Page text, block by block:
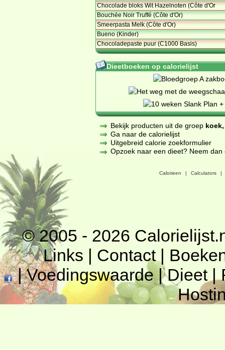
Chocolade bloks Wit Hazelnoten (Côte d'Or
Bouchée Noir Truffé (Côte d'Or)
Smeerpasta Melk (Côte d'Or)
Bueno (Kinder)
Chocoladepaste puur (C1000 Basis)
Dieetboeken op calorielijst
Bekijk producten uit de groep
Ga naar de calorielijst
Uitgebreid calorie zoekformulier
Opzoek naar een dieet? Neem
Calorieen | Calculators |
© 2005 - 2026
Links | Contact|
|Voedingswaarde|Dieet|